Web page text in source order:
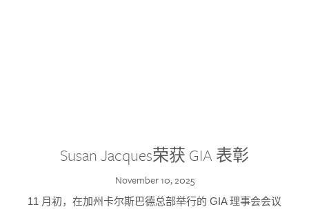
Susan Jacques荣获 GIA 表彰
November 10, 2025
11 月初，在加州卡尔斯巴德总部举行的 GIA 理事会会议